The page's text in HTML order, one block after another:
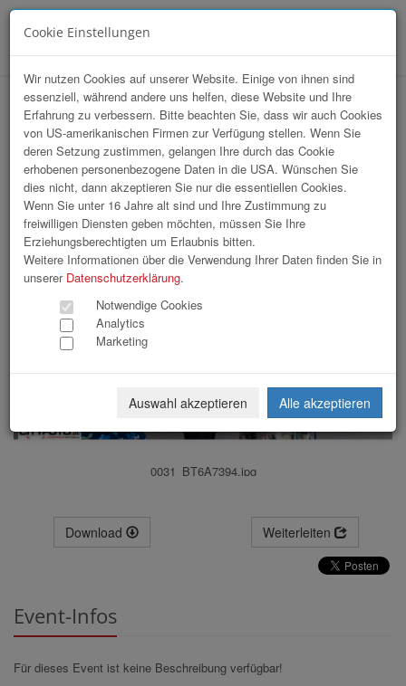
hr-lounge Mitte zu Gast bei Reform
Werke
0031_BT6A7394.jpg
Download Weiterleiten
Event-Infos
Für dieses Event ist keine Beschreibung verfügbar!
Cookie Einstellungen
Wir nutzen Cookies auf unserer Website. Einige von ihnen sind
essenziell, während andere uns helfen, diese Website und Ihre
Erfahrung zu verbessern. Bitte beachten Sie, dass wir auch Cookies
von US-amerikanischen Firmen zur Verfügung stellen. Wenn Sie
deren Setzung zustimmen, gelangen Ihre durch das Cookie
erhobenen personenbezogene Daten in die USA. Wünschen Sie
dies nicht, dann akzeptieren Sie nur die essentiellen Cookies.
Wenn Sie unter 16 Jahre alt sind und Ihre Zustimmung zu
freiwilligen Diensten geben möchten, müssen Sie Ihre
Erziehungsberechtigten um Erlaubnis bitten.
Weitere Informationen über die Verwendung Ihrer Daten finden Sie in
unserer Datenschutzerklärung.
Notwendige Cookies
Analytics
Marketing
Auswahl akzeptieren Alle akzeptieren